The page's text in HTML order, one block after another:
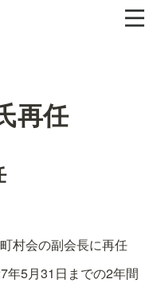
再任
村会の副会長に再任
年5月31日までの2年間